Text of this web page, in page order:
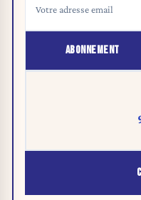
ABONNEMENT